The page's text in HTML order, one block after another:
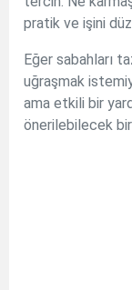
pratik ve işini
Eğer sabahları
uğraşmak
ama etkili bir
önerilebilecek